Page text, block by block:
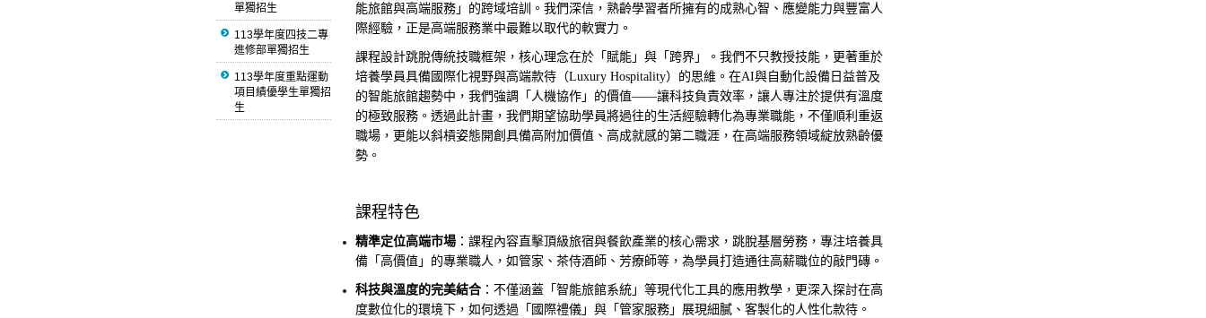
單獨招生
113學年度四技二專
進修部單獨招生
113學年度重點運動
項目績優學生單獨招
生
能旅館與高端服務」的跨域培訓。我們深信，熟齡學習者所擁有的成熟心智、應變能力與豐富人
際經驗，正是高端服務業中最難以取代的軟實力。
課程設計跳脫傳統技職框架，核心理念在於「賦能」與「跨界」。我們不只教授技能，更著重於
培養學員具備國際化視野與高端款待（Luxury Hospitality）的思維。在AI與自動化設備日益普及
的智能旅館趨勢中，我們強調「人機協作」的價值——讓科技負責效率，讓人專注於提供有溫度
的極致服務。透過此計畫，我們期望協助學員將過往的生活經驗轉化為專業職能，不僅順利重返
職場，更能以斜槓姿態開創具備高附加價值、高成就感的第二職涯，在高端服務領域綻放熟齡優
勢。
課程特色
精準定位高端市場：課程內容直擊頂級旅宿與餐飲產業的核心需求，跳脫基層勞務，專注培養具
備「高價值」的專業職人，如管家、茶侍酒師、芳療師等，為學員打造通往高薪職位的敲門磚。
科技與溫度的完美結合：不僅涵蓋「智能旅館系統」等現代化工具的應用教學，更深入探討在高
度數位化的環境下，如何透過「國際禮儀」與「管家服務」展現細膩、客製化的人性化款待。